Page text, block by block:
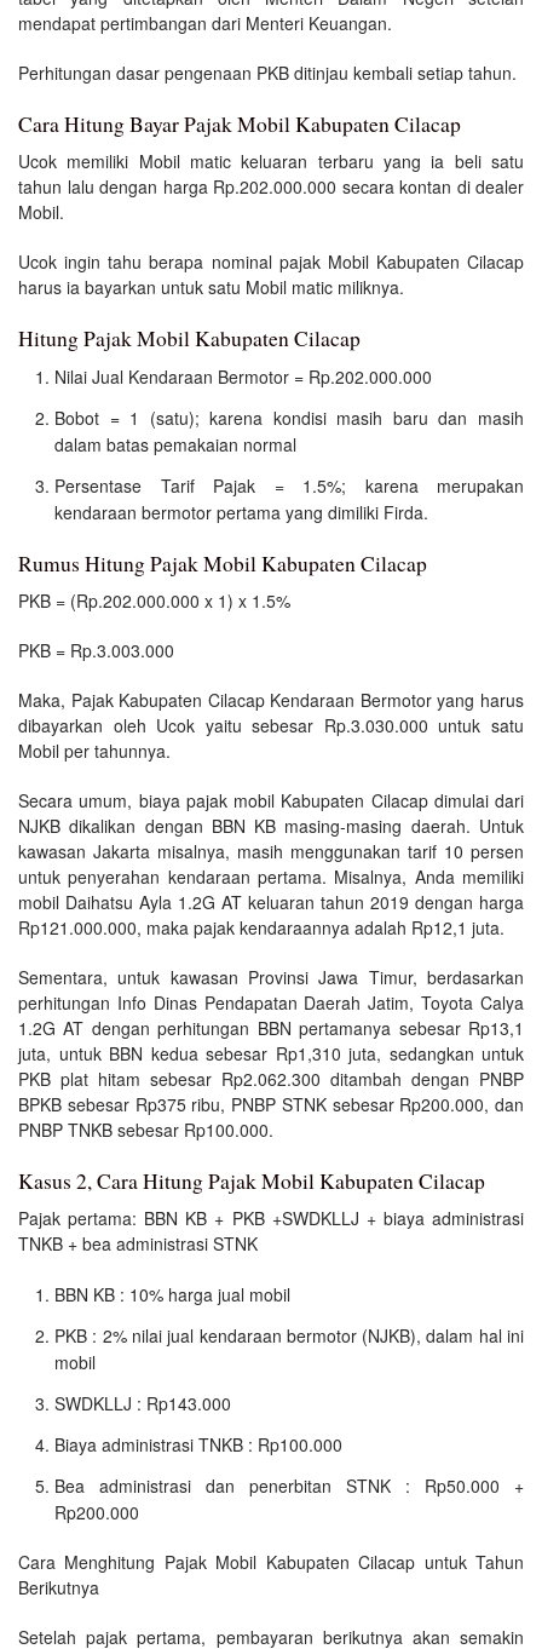
mendapat pertimbangan dari Menteri Keuangan.
Perhitungan dasar pengenaan PKB ditinjau kembali setiap tahun.
Cara Hitung Bayar Pajak Mobil Kabupaten Cilacap
Ucok memiliki Mobil matic keluaran terbaru yang ia beli satu
tahun lalu dengan harga Rp.202.000.000 secara kontan di dealer
Mobil.
Ucok ingin tahu berapa nominal pajak Mobil Kabupaten Cilacap
harus ia bayarkan untuk satu Mobil matic miliknya.
Hitung Pajak Mobil Kabupaten Cilacap
Nilai Jual Kendaraan Bermotor = Rp.202.000.000
Bobot = 1 (satu); karena kondisi masih baru dan masih
dalam batas pemakaian normal
Persentase Tarif Pajak = 1.5%; karena merupakan
kendaraan bermotor pertama yang dimiliki Firda.
Rumus Hitung Pajak Mobil Kabupaten Cilacap
PKB = (Rp.202.000.000 x 1) x 1.5%
PKB = Rp.3.003.000
Maka, Pajak Kabupaten Cilacap Kendaraan Bermotor yang harus
dibayarkan oleh Ucok yaitu sebesar Rp.3.030.000 untuk satu
Mobil per tahunnya.
Secara umum, biaya pajak mobil Kabupaten Cilacap dimulai dari
NJKB dikalikan dengan BBN KB masing-masing daerah. Untuk
kawasan Jakarta misalnya, masih menggunakan tarif 10 persen
untuk penyerahan kendaraan pertama. Misalnya, Anda memiliki
mobil Daihatsu Ayla 1.2G AT keluaran tahun 2019 dengan harga
Rp121.000.000, maka pajak kendaraannya adalah Rp12,1 juta.
Sementara, untuk kawasan Provinsi Jawa Timur, berdasarkan
perhitungan Info Dinas Pendapatan Daerah Jatim, Toyota Calya
1.2G AT dengan perhitungan BBN pertamanya sebesar Rp13,1
juta, untuk BBN kedua sebesar Rp1,310 juta, sedangkan untuk
PKB plat hitam sebesar Rp2.062.300 ditambah dengan PNBP
BPKB sebesar Rp375 ribu, PNBP STNK sebesar Rp200.000, dan
PNBP TNKB sebesar Rp100.000.
Kasus 2, Cara Hitung Pajak Mobil Kabupaten Cilacap
Pajak pertama: BBN KB + PKB +SWDKLLJ + biaya administrasi
TNKB + bea administrasi STNK
BBN KB : 10% harga jual mobil
PKB : 2% nilai jual kendaraan bermotor (NJKB), dalam hal ini
mobil
SWDKLLJ : Rp143.000
Biaya administrasi TNKB : Rp100.000
Bea administrasi dan penerbitan STNK : Rp50.000 +
Rp200.000
Cara Menghitung Pajak Mobil Kabupaten Cilacap untuk Tahun
Berikutnya
Setelah pajak pertama, pembayaran berikutnya akan semakin